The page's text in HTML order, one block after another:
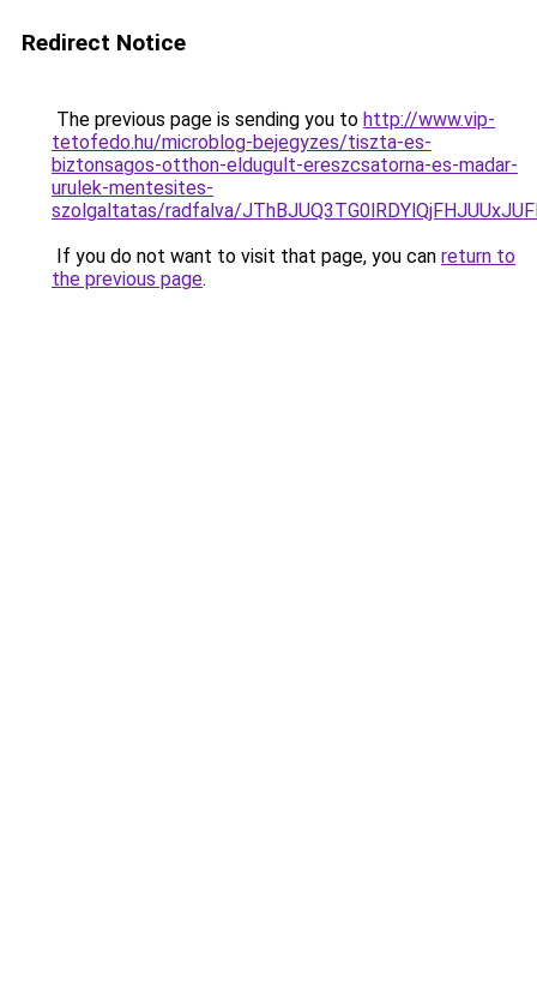
Redirect Notice
The previous page is sending you to http://www.vip-
tetofedo.hu/microblog-bejegyzes/tiszta-es-
biztonsagos-otthon-eldugult-ereszcsatorna-es-madar-
urulek-mentesites-
szolgaltatas/radfalva/
If you do not want to visit that page, you can return to
the previous page.